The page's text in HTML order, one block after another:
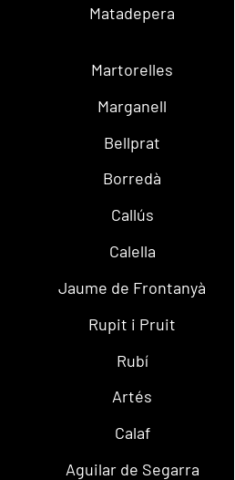
Matadepera
Martorelles
Marganell
Bellprat
Borredà
Callús
Calella
Jaume de Frontanyà
Rupit i Pruit
Rubí
Artés
Calaf
Aguilar de Segarra